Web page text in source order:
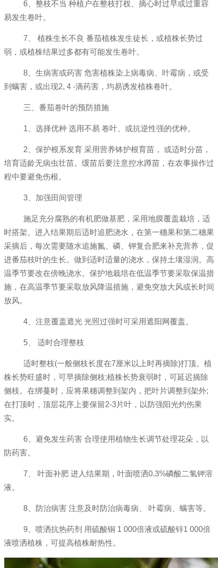
6、整枝不当 种植户在整枝打杈、摘心时过早或过重容
易发生卷叶。
7、 植株生长不良 番茄植株发生徒长，或植株长势过
弱，或植株结果过多都有可能发生卷叶。
8、生病害或药害 危害植株染上病毒病、叶霉病，或受
到螨害，或出现2, 4 -滴药害，均易诱发植株卷叶。
三、番茄卷叶的预防措施
1、选择优种 选用不易 卷叶、或抗逆性强的优种。
2、保护根系发育 采用营养钵护根育苗， 或适时分苗，
培育适龄无病虫壮苗。缓苗后要注意控水蹲苗，在农事操作过
程中要避免伤根。
3、加强田间管理
施足充分腐熟的有机肥做基肥，采用地膜覆盖栽培，适
时搭架。进入结果期后适时追肥浇水，在第一穗果和第二穗果
采摘后，每次需要随水追施氮、磷、钾复合肥来补充营养，促
进番茄枝叶的生长。做到适时适量的浇水，保持土壤湿润。高
温季节要改在傍晚浇水。保护地栽培在低温季节要采取保温措
施，在高温季节要采取放风降温措施，避免突放大风或长时间
放风。
4、注意覆盖遮光 光照过强时可采用遮阳网覆盖。
5、 适时合理整枝
适时整枝(一般侧枝长度在7厘米以上时再摘除)打顶。植
株长势旺盛时，可早摘除侧枝;植株长势衰弱时，可延迟摘除
侧枝。在绑蔓时，应将果穗调整到架内，把叶片调整到架外;
在打顶时，顶层花序上要保留2-3片叶，以防强阳光灼伤果
实。
6、避免发生药害 合理使用植物生长调节处理花朵，以
防药害。
7、 叶面补肥 进人结果期，叶面喷洒0.3%磷酸二氢钾溶
液。
8、防治病害 注意及时防治病毒病、 叶霉病、螨害等。
9、喷洒抗热药剂 用硫酸铜 1 000倍液或硫酸锌1 000倍
液喷洒植株，可提高植株耐热性。